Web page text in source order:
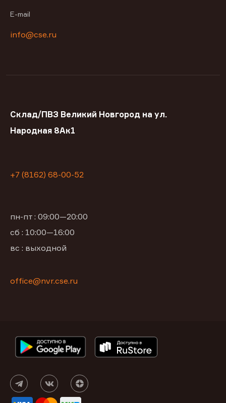
E-mail
info@cse.ru
Склад/ПВЗ Великий Новгород на ул.
Народная 8Ак1
+7 (8162) 68-00-52
пн-пт : 09:00—20:00
сб : 10:00—16:00
вс : выходной
office@nvr.cse.ru